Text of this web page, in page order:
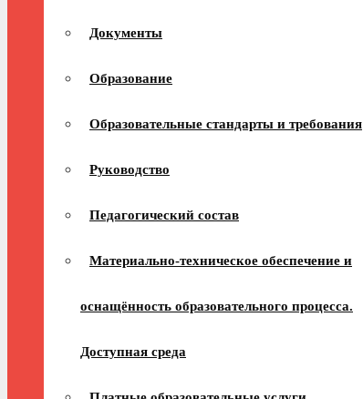
Документы
Образование
Образовательные стандарты и требования
Руководство
Педагогический состав
Материально-техническое обеспечение и
оснащённость образовательного процесса.
Доступная среда